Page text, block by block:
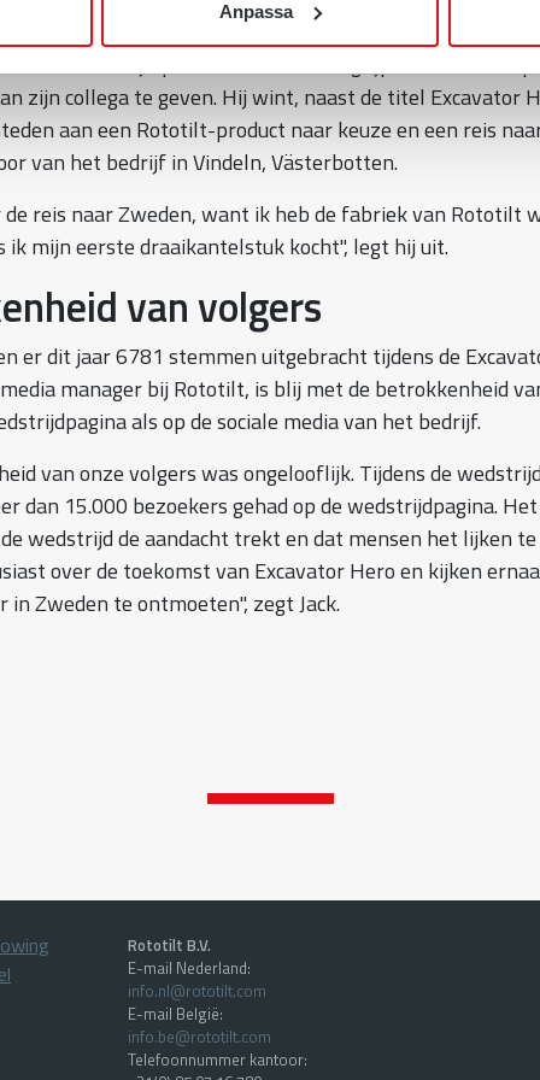
Anpassa
Lafontaine zowel het dagelijkse werk als enkele andere
zijn collega te geven. Hij wint, naast de titel Excavator
aan een Rototilt-product naar keuze en een reis
van het bedrijf in Vindeln, Västerbotten.
reis naar Zweden, want ik heb de fabriek van Rototilt
ik mijn eerste draaikantelstuk kocht", legt hij uit.
van volgers
er dit jaar 6781 stemmen uitgebracht tijdens de
manager bij Rototilt, is blij met de betrokkenheid
als op de sociale media van het bedrijf.
van onze volgers was ongelooflijk. Tijdens de
dan 15.000 bezoekers gehad op de wedstrijdpagina.
wedstrijd de aandacht trekt en dat mensen het lijken
over de toekomst van Excavator Hero en kijken
Zweden te ontmoeten", zegt Jack.
Rototilt B.V.
E-mail Nederland:
info.nl@rototilt.com
E-mail België:
info.be@rototilt.com
Telefoonnummer kantoor: